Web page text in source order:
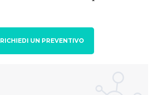
RICHIEDI UN PREVENTIVO